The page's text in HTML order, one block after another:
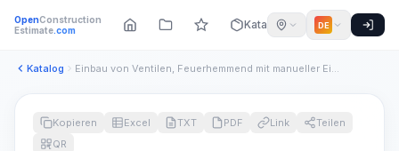
OpenConstruction
Estimate.com Katalog DE
Katalog Einbau von Ventilen, Feuerhemmend mit manueller Einstellung,...
Kopieren Excel TXT PDF Link
Teilen
QR